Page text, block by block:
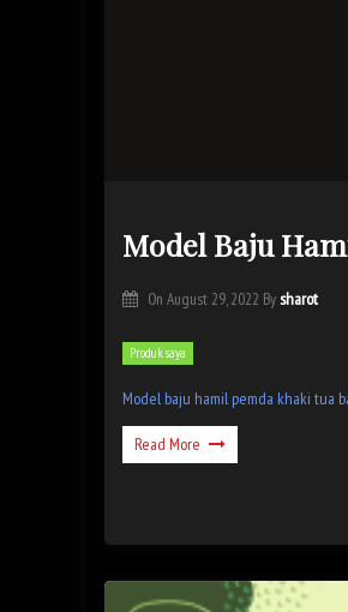
Model Baju
On August 29, 2022 Bysharot
Produk saya
Model baju hamil pemda khaki tua
Read More